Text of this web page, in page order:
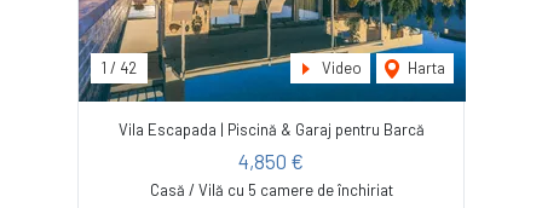
1 / 42 Video Harta
Vila Escapada | Piscină & Garaj pentru Barcă
4,850 €
Casă / Vilă cu 5 camere de închiriat